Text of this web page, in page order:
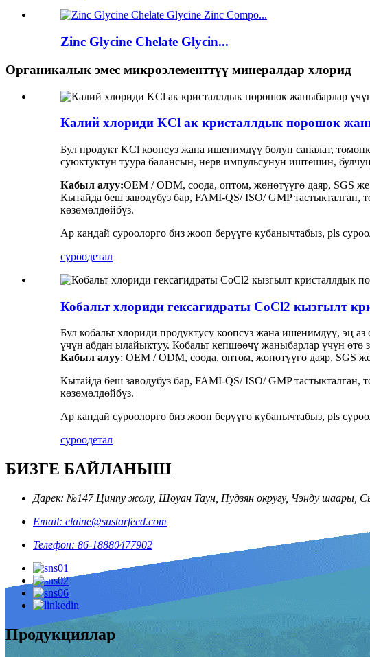
Zinc Glycine Chelate Glycin...
Органикалык эмес микроэлементтүү минералдар хлорид
Калий хлориди KCl ак кристаллдык порошок
Бул продукт KCl коопсуз жана ишенимдүү болуп саналат,
суюктуктун туура балансын, нерв импульсунун иштешин,
Кабыл алуу:OEM / ODM, соода, оптом, жөнөтүүгө даяр, SGS
Кытайда беш заводубуз бар, FAMI-QS/ ISO/ GMP
көзөмөлдөйбүз.
Ар кандай суроолорго биз жооп берүүгө кубанычтабыз, pls
суроодетал
Кобальт хлориди гексагидраты CoCl2 кызгылт
Бул кобальт хлориди продуктусу коопсуз жана ишенимдүү, эң
үчүн абдан ылайыктуу. Кобальт кепшөөчү жаныбарлар үчүн өтө
Кабыл алуу: OEM / ODM, соода, оптом, жөнөтүүгө даяр, SGS
Кытайда беш заводубуз бар, FAMI-QS/ ISO/ GMP
көзөмөлдөйбүз.
Ар кандай суроолорго биз жооп берүүгө кубанычтабыз, pls
суроодетал
БИЗГЕ БАЙЛАНЫШ
Дарек: №147 Цинпу жолу, Шоуан Таун, Пудзян округу, Чэнду шаары,
Email: elaine@sustarfeed.com
Телефон: 86-18880477902
Продукциялар